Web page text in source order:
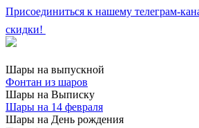
Присоединиться к нашему телеграм-
скидки!
Шары на выпускной
Фонтан из шаров
Шары на Выписку
Шары на 14 февраля
Шары на День рождения